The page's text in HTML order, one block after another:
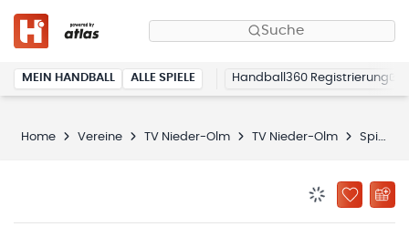
Suche
MEIN HANDBALL ALLE SPIELE Handball360 Registrierung
Home Vereine TV Nieder-Olm TV Nieder-Olm Spielplan
ZU